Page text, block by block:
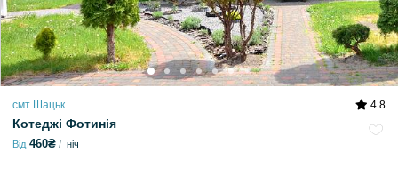
смт Шацьк 4.8
Котеджі Фотинія
Від 460₴ ніч